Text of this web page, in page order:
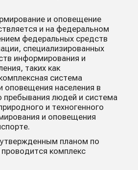
и оповещение
и на федеральном
федеральных средств
специализированных
информирования и
таких как
система
оповещения населения в
пребывания людей и система
и техногенного
и оповещения
планом по
комплекс